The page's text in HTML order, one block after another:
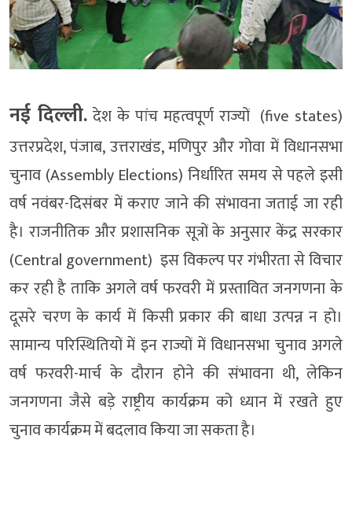
नई दिल्ली.देश के पांच महत्वपूर्ण राज्यों (five states)
उत्तरप्रदेश, पंजाब, उत्तराखंड, मणिपुर और गोवा में विधानसभा
चुनाव (Assembly Elections) निर्धारित समय से पहले इसी
वर्ष नवंबर-दिसंबर में कराए जाने की संभावना जताई जा रही
है। राजनीतिक और प्रशासनिक सूत्रों के अनुसार केंद्र सरकार
(Central government) इस विकल्प पर गंभीरता से विचार
कर रही है ताकि अगले वर्ष फरवरी में प्रस्तावित जनगणना के
दूसरे चरण के कार्य में किसी प्रकार की बाधा उत्पन्न न हो।
सामान्य परिस्थितियों में इन राज्यों में विधानसभा चुनाव अगले
वर्ष फरवरी-मार्च के दौरान होने की संभावना थी, लेकिन
जनगणना जैसे बड़े राष्ट्रीय कार्यक्रम को ध्यान में रखते हुए
चुनाव कार्यक्रम में बदलाव किया जा सकता है।